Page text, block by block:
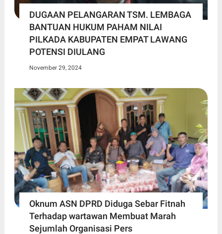
DUGAAN PELANGARAN TSM. LEMBAGA
BANTUAN HUKUM PAHAM NILAI
PILKADA KABUPATEN EMPAT LAWANG
POTENSI DIULANG
November 29, 2024
Oknum ASN DPRD Diduga Sebar Fitnah
Terhadap wartawan Membuat Marah
Sejumlah Organisasi Pers